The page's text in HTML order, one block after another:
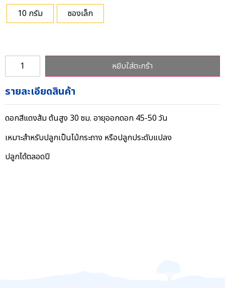
10 กรัม
ซองเล็ก
หยิบใส่ตะกร้า
รายละเอียดสินค้า
ดอกสีแดงส้ม ต้นสูง 30 ซม. อายุออกดอก 45-50 วัน
เหมาะสำหรับปลูกเป็นไม้กระถาง หรือปลูกประดับแปลง
ปลูกได้ตลอดปี